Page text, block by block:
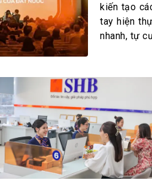
Đấu giá tài sản
Thanh toán –Thẻ
Nhà quản trị
Cơ hội việc làm
ĐẤU GIÁ TÀI SẢN
kiến tạo
tay hiện
nhanh, tự